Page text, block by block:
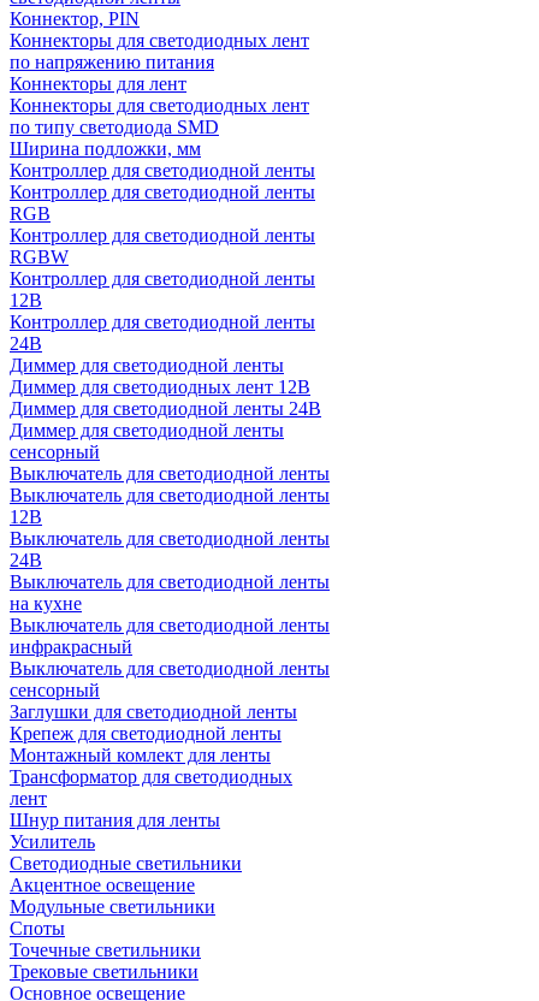
Коннектор, PIN
Коннекторы для светодиодных лент
по напряжению питания
Коннекторы для лент
Коннекторы для светодиодных лент
по типу светодиода SMD
Ширина подложки, мм
Контроллер для светодиодной ленты
Контроллер для светодиодной ленты
RGB
Контроллер для светодиодной ленты
RGBW
Контроллер для светодиодной ленты
12В
Контроллер для светодиодной ленты
24В
Диммер для светодиодной ленты
Диммер для светодиодных лент 12В
Диммер для светодиодной ленты 24В
Диммер для светодиодной ленты
сенсорный
Выключатель для светодиодной ленты
Выключатель для светодиодной ленты
12В
Выключатель для светодиодной ленты
24В
Выключатель для светодиодной ленты
на кухне
Выключатель для светодиодной ленты
инфракрасный
Выключатель для светодиодной ленты
сенсорный
Заглушки для светодиодной ленты
Крепеж для светодиодной ленты
Монтажный комлект для ленты
Трансформатор для светодиодных
лент
Шнур питания для ленты
Усилитель
Светодиодные светильники
Акцентное освещение
Модульные светильники
Споты
Точечные светильники
Трековые светильники
Основное освещение